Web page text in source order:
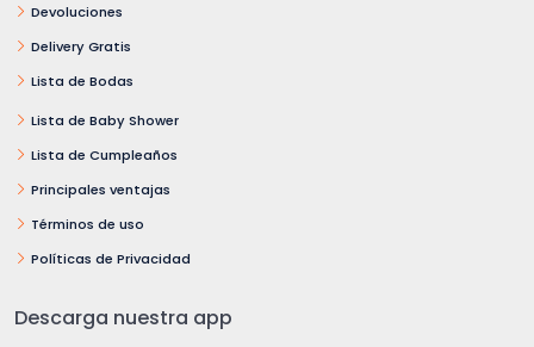
Devoluciones
Delivery Gratis
Lista de Bodas
Lista de Baby Shower
Lista de Cumpleaños
Principales ventajas
Términos de uso
Políticas de Privacidad
Descarga nuestra app